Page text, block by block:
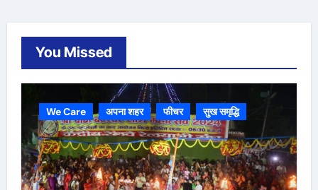
You Missed
We Care अपना शहर फीचर सुख समृद्धि